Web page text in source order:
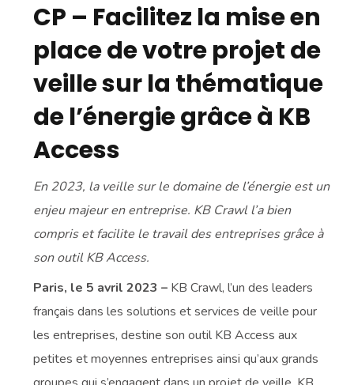
CP – Facilitez la mise en
place de votre projet de
veille sur la thématique
de l’énergie grâce à KB
Access
En 2023, la veille sur le domaine de l’énergie est un
enjeu majeur en entreprise. KB Crawl l’a bien
compris et facilite le travail des entreprises grâce à
son outil KB Access.
Paris, le 5 avril 2023 – KB Crawl, l’un des leaders
français dans les solutions et services de veille pour
les entreprises, destine son outil KB Access aux
petites et moyennes entreprises ainsi qu’aux grands